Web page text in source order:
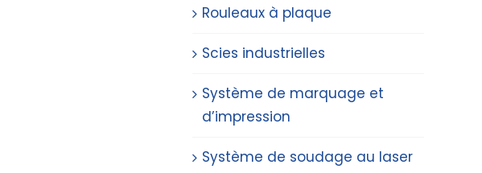
Rouleaux à plaque
Scies industrielles
Système de marquage et
d’impression
Système de soudage au laser